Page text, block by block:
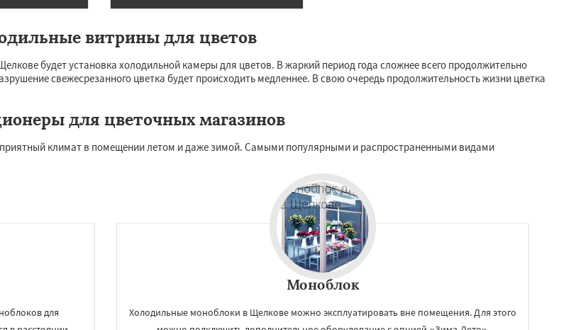
витрины для цветов
будет установка холодильной камеры для цветов. В жаркий период года сложнее всего продолжительно
свежесрезанного цветка будет происходить медленнее. В свою очередь продолжительность жизни цветка
для цветочных магазинов
климат в помещении летом и даже зимой. Самыми популярными и распространенными видами
для
Моноблок
Холодильные моноблоки в Щелкове можно эксплуатировать вне помещения. Для этого